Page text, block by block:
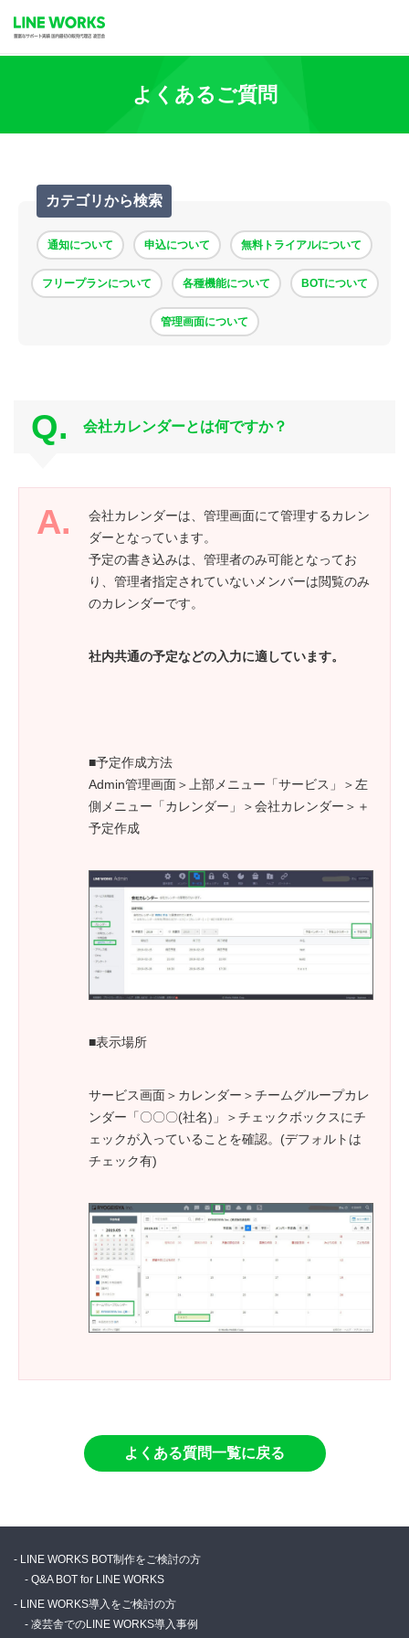
よくあるご質問
カテゴリから検索
通知について 申込について 無料トライアルについて
フリープランについて 各種機能について BOTについて
管理画面について
会社カレンダーとは何ですか？
会社カレンダーは、管理画面にて管理するカレン
ダーとなっています。
予定の書き込みは、管理者のみ可能となってお
り、管理者指定されていないメンバーは閲覧のみ
のカレンダーです。
社内共通の予定などの入力に適しています。
■予定作成方法
Admin管理画面＞上部メニュー「サービス」＞左
側メニュー「カレンダー」＞会社カレンダー＞＋
予定作成
■表示場所
サービス画面＞カレンダー＞チームグループカレ
ンダー「〇〇〇(社名)」＞チェックボックスにチ
ェックが入っていることを確認。(デフォルトは
チェック有)
よくある質問一覧に戻る
LINE WORKS BOT制作をご検討の方
Q&A BOT for LINE WORKS
LINE WORKS導入をご検討の方
凌芸舎でのLINE WORKS導入事例